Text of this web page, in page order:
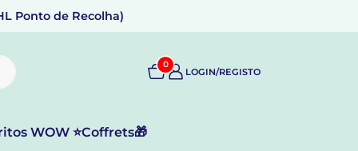
Ponto de Recolha)
0
LOGIN/REGISTO
WOW ⭐Coffrets🎁